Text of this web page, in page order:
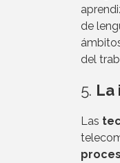
de
del
5. La
Las